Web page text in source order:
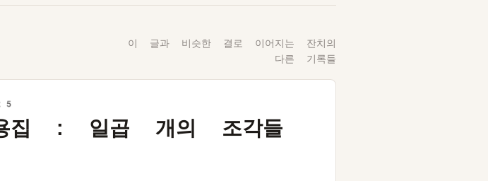
이 글과 비슷한 결로 이어지는 잔치의
다른 기록들
집 : 일곱 개의 조각들